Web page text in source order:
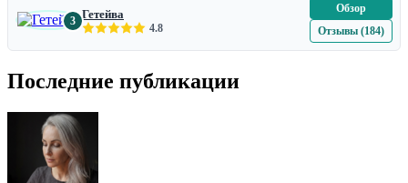
3 Гетейва
4.8
Обзор
Отзывы (184)
Последние публикации